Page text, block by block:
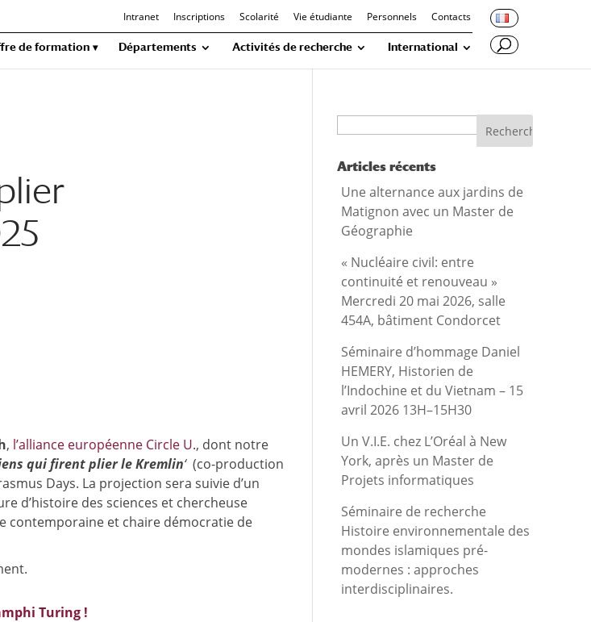
Intranet Inscriptions Scolarité Vie étudiante Personnels Contacts
de formation Départements Activités de recherche International
, l’alliance européenne Circle U., dont notre
qui firent plier le Kremlin‘(co-production
Days. La projection sera suivie d’un
d’histoire des sciences et chercheuse
contemporaine et chaire démocratie de
Turing !
Articles récents
Une alternance aux jardins de
Matignon avec un Master de
Géographie
« Nucléaire civil: entre
continuité et renouveau »
Mercredi 20 mai 2026, salle
454A, bâtiment Condorcet
Séminaire d’hommage Daniel
HEMERY, Historien de
l’Indochine et du Vietnam – 15
avril 2026 13H–15H30
Un V.I.E. chez L’Oréal à New
York, après un Master de
Projets informatiques
Séminaire de recherche
Histoire environnementale des
mondes islamiques pré-
modernes : approches
interdisciplinaires.